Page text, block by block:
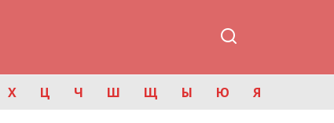
Х Ц Ч Ш Щ Ы Ю Я